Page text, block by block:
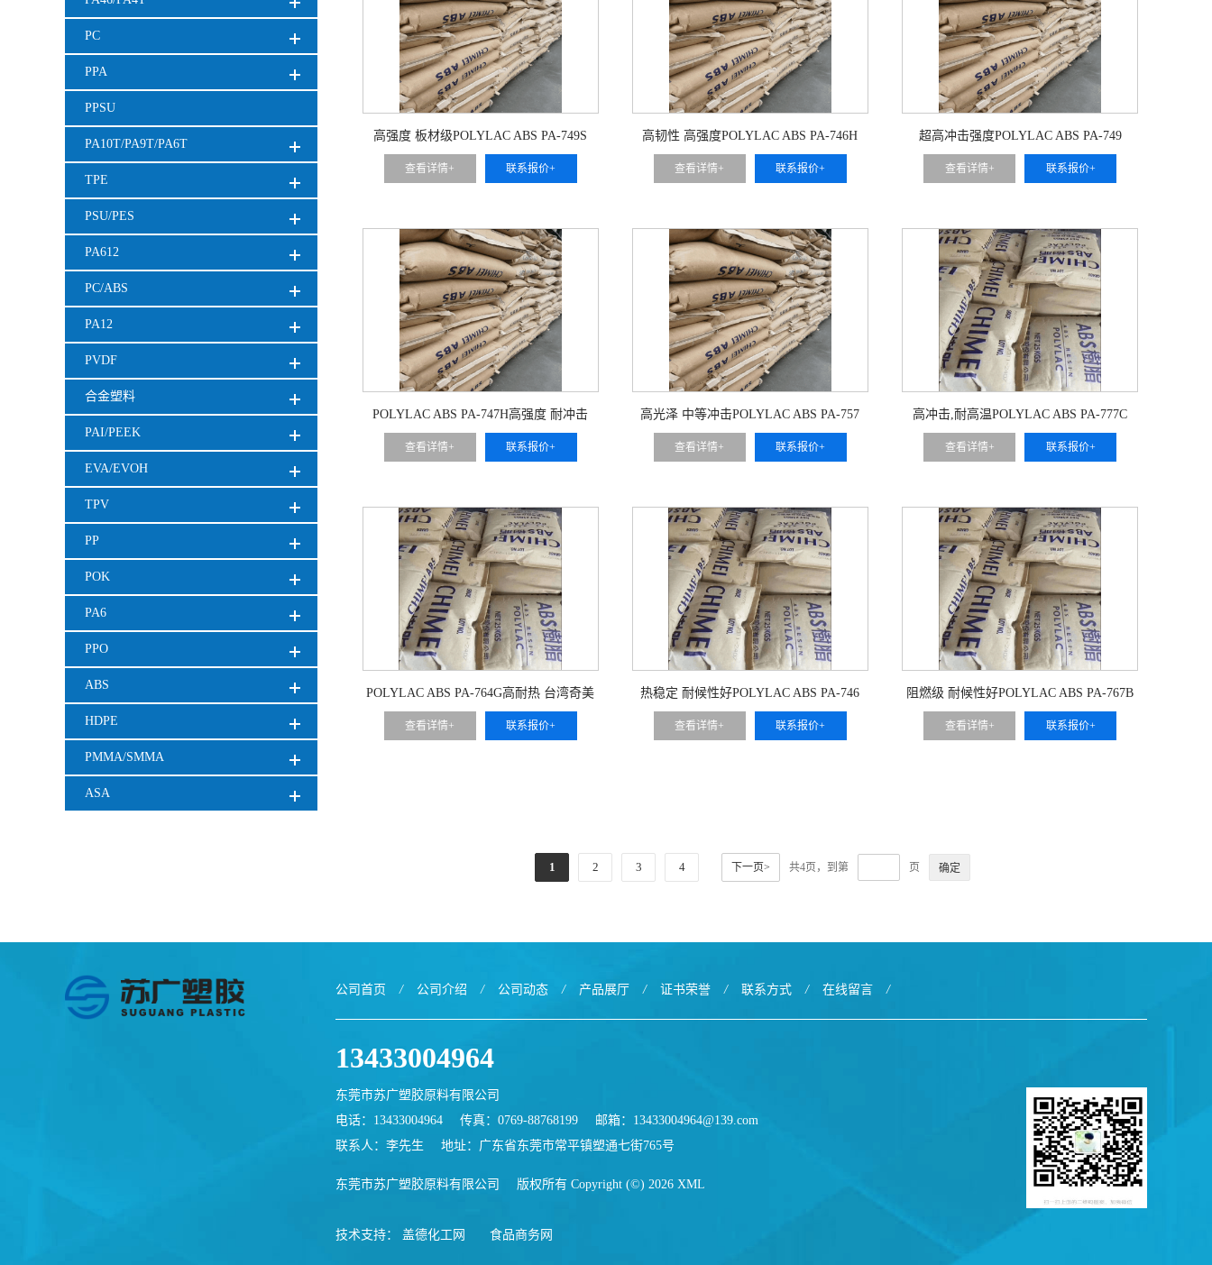
PC
PPA
PPSU
PA10T/PA9T/PA6T
TPE
PSU/PES
PA612
PC/ABS
PA12
PVDF
合金塑料
PAI/PEEK
EVA/EVOH
TPV
PP
POK
PA6
PPO
ABS
HDPE
PMMA/SMMA
ASA
高强度 板材级POLYLAC ABS PA-749S
查看详情+ 联系报价+
高韧性 高强度POLYLAC ABS PA-746H
查看详情+ 联系报价+
超高冲击强度POLYLAC ABS PA-749
查看详情+ 联系报价+
POLYLAC ABS PA-747H高强度 耐冲击
查看详情+ 联系报价+
高光泽 中等冲击POLYLAC ABS PA-757
查看详情+ 联系报价+
高冲击,耐高温POLYLAC ABS PA-777C
查看详情+ 联系报价+
POLYLAC ABS PA-764G高耐热 台湾奇美
查看详情+ 联系报价+
热稳定 耐候性好POLYLAC ABS PA-746
查看详情+ 联系报价+
阻燃级 耐候性好POLYLAC ABS PA-767B
查看详情+ 联系报价+
1 2 3 4 下一页> 共4页，到第 页
公司首页 / 公司介绍 / 公司动态 / 产品展厅 / 证书荣誉 / 联系方式 / 在线留言 /
13433004964
东莞市苏广塑胶原料有限公司
电话：13433004964
传真：0769-88768199 邮箱： 13433004964@139.com
联系人：李先生
地址：广东省东莞市常平镇塑通七街765号
东莞市苏广塑胶原料有限公司 版权所有 Copyright (©) 2026 XML
技术支持： 盖德化工网 食品商务网